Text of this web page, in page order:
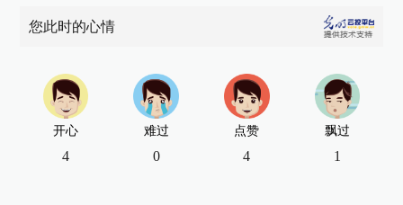
您此时的心情
开心
4
难过
0
点赞
4
飘过
1